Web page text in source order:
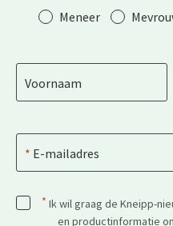
AanhefMeneer
Voornaam
E-mailadres
* Ik wil graag de Kneipp-
en productinformatie